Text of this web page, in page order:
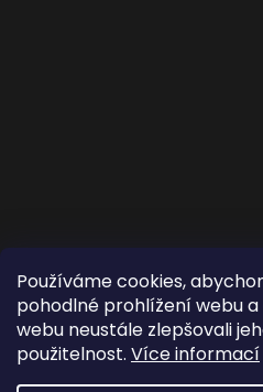
Používáme cookies,
pohodlné prohlížení webu
webu neustále zlepšovali
použitelnost. Více informací